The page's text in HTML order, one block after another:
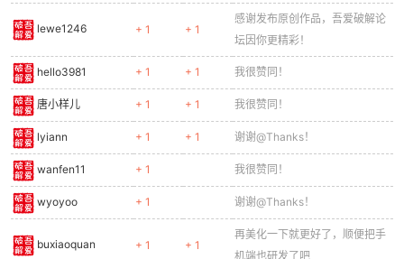
lewe1246 + 1 + 1
感谢发布原创作品，吾爱破解论
坛因你更精彩！
hello3981 + 1 + 1 我很赞同！
唐小样儿 + 1 + 1 我很赞同！
lyiann + 1 + 1 谢谢@Thanks！
wanfen11 + 1 我很赞同！
wyoyoo + 1 谢谢@Thanks！
buxiaoquan + 1 + 1
再美化一下就更好了，顺便把手
机端也研发了吧